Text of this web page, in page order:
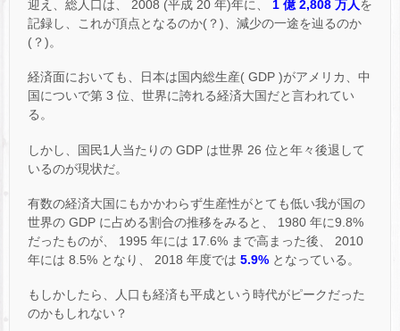
迎え、総人口は、 2008 (平成 20 年)年に、
1 億 2,808 万人を
記録し、これが頂点となるのか(？)、減少の一途を辿るのか
(？)。
経済面においても、日本は国内総生産( GDP )がアメリカ、中
国についで第 3 位、世界に誇れる経済大国だと言われてい
る。
しかし、国民1人当たりの GDP は世界 26 位と年々後退して
いるのが現状だ。
有数の経済大国にもかかわらず生産性がとても低い我が国の
世界の GDP に占める割合の推移をみると、 1980 年に9.8%
だったものが、 1995 年には 17.6% まで高まった後、 2010
年には 8.5% となり、 2018 年度では 5.9% となっている。
もしかしたら、人口も経済も平成という時代がピークだった
のかもしれない？